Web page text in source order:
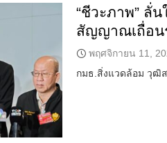
“ชีวะภาพ” ลั่
สัญญาณเถื่อน
พฤศจิกายน 11,
กมธ.สิ่งแวดล้อม วุฒิ